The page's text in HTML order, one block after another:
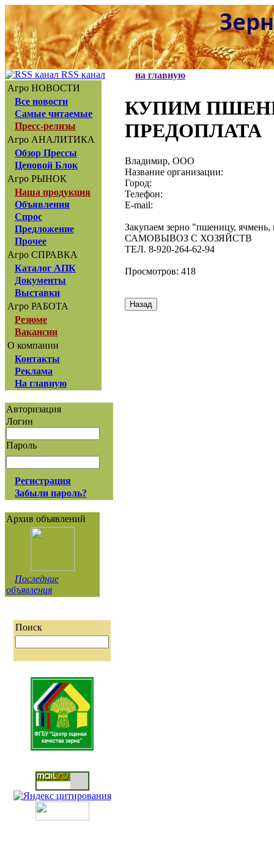
RSS канал
Агро НОВОСТИ
Все новости
Самые читаемые
Пресс-релизы
Агро АНАЛИТИКА
Обзор Прессы
Ценовой Блок
Агро РЫНОК
Наша продукция
Объявления
Спрос
Предложение
Прочее
Агро СПРАВКА
Каталог АПК
Документы
Выставки
Агро РАБОТА
Резюме
Вакансии
О компании
Контакты
Реклама
На главную
Авторизация
Логин
Пароль
Регистрация
Забыли пароль?
Архив объявлений
Последние
объявления
Поиск
на главную
КУПИМ
ПРЕДОПЛАТА
Владимир, ООО
Название организации:
Город:
Телефон:
E-mail:
Закупаем зерно "пшеницу, ячмень,
САМОВЫВОЗ С ХОЗЯЙСТВ
ТЕЛ. 8-920-264-62-94
Просмотров: 418